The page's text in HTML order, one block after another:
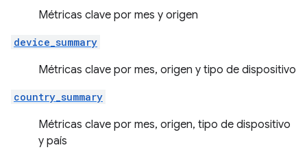
Métricas clave por mes y origen
device_summary
Métricas clave por mes, origen y tipo de dispositivo
country_summary
Métricas clave por mes, origen, tipo de dispositivo
y país